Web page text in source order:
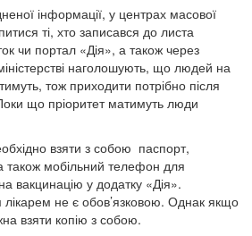
інформації, у центрах масової
ті, хто записався до листа
чи портал «Дія», а також через
наголошують, що людей на
тож приходити потрібно після
що пріоритет матимуть люди
взяти з собою паспорт,
також мобільний телефон для
вакцинацію у додатку «Дія».
лікарем не є обов’язковою. Однак якщо
взяти копію з собою.